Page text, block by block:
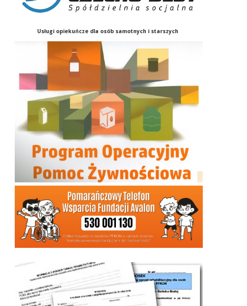
Usługi opiekuńcze dla osób samotnych i starszych